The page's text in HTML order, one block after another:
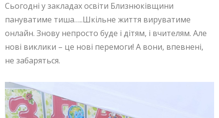
Сьогодні у закладах освіти Близнюківщини
пануватиме тиша…..Шкільне життя вируватиме
онлайн. Знову непросто буде і дітям, і вчителям. Але
нові виклики – це нові перемоги! А вони, впевнені,
не забаряться.